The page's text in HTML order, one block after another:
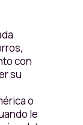
con
su
o
le